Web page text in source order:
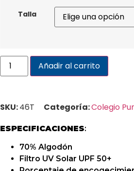
Talla
Añadir al carrito
SKU:46T Categoría:Colegio
ESPECIFICACIONES:
70% Algodón
Filtro UV Solar UPF 50+